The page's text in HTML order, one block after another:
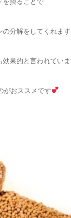
分解をしてくれま
効果的と言われてい
がおススメです